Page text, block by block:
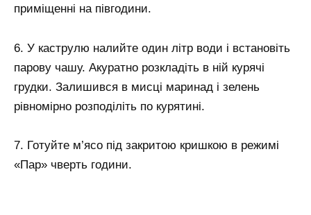
приміщенні на півгодини.
6. У каструлю налийте один літр води і встановіть
парову чашу. Акуратно розкладіть в ній курячі
грудки. Залишився в мисці маринад і зелень
рівномірно розподіліть по курятині.
7. Готуйте м’ясо під закритою кришкою в режимі
«Пар» чверть години.